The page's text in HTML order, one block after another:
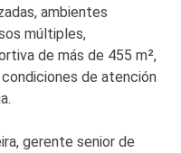
ambientes
múltiples,
de más de 455 m²,
de atención
gerente senior de